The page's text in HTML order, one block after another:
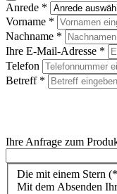
Anrede *
Vorname *
Nachname *
Ihre E-Mail-Adresse *
Telefon
Betreff *
Ihre Anfrage zum
Die mit einem Stern
Mit dem Absenden